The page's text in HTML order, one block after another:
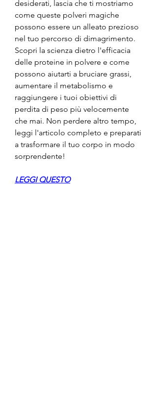
desiderati, lascia che ti mostriamo
come queste polveri magiche
possono essere un alleato prezioso
nel tuo percorso di dimagrimento.
Scopri la scienza dietro l'efficacia
delle proteine in polvere e come
possono aiutarti a bruciare grassi,
aumentare il metabolismo e
raggiungere i tuoi obiettivi di
perdita di peso più velocemente
che mai. Non perdere altro tempo,
leggi l'articolo completo e preparati
a trasformare il tuo corpo in modo
sorprendente!
LEGGI QUESTO